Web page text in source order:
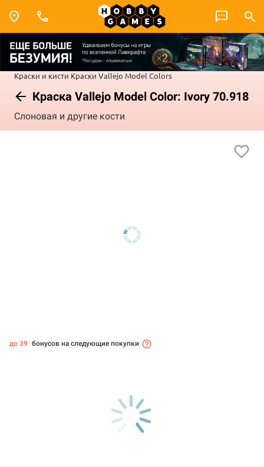
Краски и кисти Краски Vallejo Model Colors
Краска Vallejo Model Color: Ivory 70.918
Слоновая и другие кости
до 39 бонусов на следующие покупки